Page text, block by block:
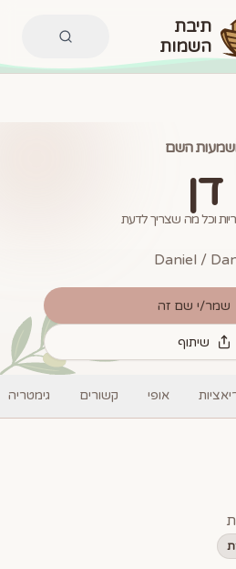
תיבת
השמות
השם
דן
וכל מה שצריך לדעת
Daniel /
שמר/י שם זה
שיתוף
אופי קשורים גימטריה